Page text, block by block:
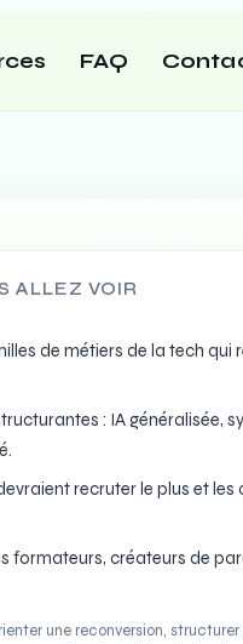
FAQ
ALLEZ VOIR
de métiers de la tech qui
: IA généralisée,
recruter le plus et
formateurs, créateurs de
une reconversion,